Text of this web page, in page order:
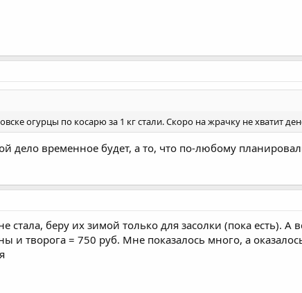
огурцы по косарю за 1 кг стали. Скоро на жрачку не хватит
дело временное будет, а то, что по-любому
стала, беру их зимой только для засолки (пока есть).
и творога = 750 руб. Мне показалось много, а